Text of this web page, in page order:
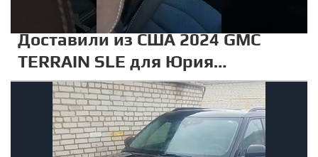
Доставили из США 2024 GMC
TERRAIN SLE для Юрия
Станиславовича